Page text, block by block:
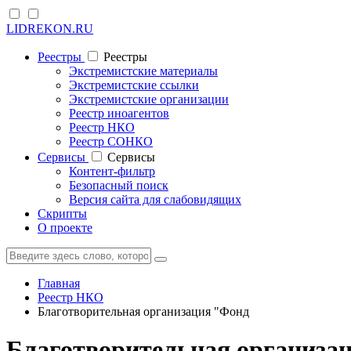
LIDREKON.RU
Реестры
Реестры
Экстремистские материалы
Экстремистские ссылки
Экстремистские организации
Реестр иноагентов
Реестр НКО
Реестр СОНКО
Cервисы
Cервисы
Контент-фильтр
Безопасный поиск
Версия сайта для слабовидящих
Скрипты
О проекте
Главная
Реестр НКО
Благотворительная организация "Фонд